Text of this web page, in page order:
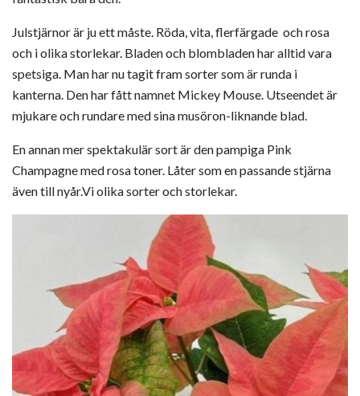
Julstjärnor är ju ett måste. Röda, vita, flerfärgade och rosa
och i olika storlekar. Bladen och blombladen har alltid vara
spetsiga. Man har nu tagit fram sorter som är runda i
kanterna. Den har fått namnet Mickey Mouse. Utseendet är
mjukare och rundare med sina musöron-liknande blad.
En annan mer spektakulär sort är den pampiga Pink
Champagne med rosa toner. Låter som en passande stjärna
även till nyår.Vi olika sorter och storlekar.